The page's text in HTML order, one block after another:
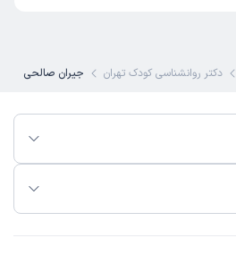
دکتر روانشناسی کودک تهران جیران صالحی